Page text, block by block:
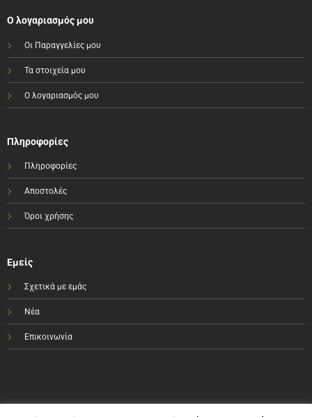
Ο λογαριασμός μου
Οι Παραγγελίες μου
Τα στοιχεία μου
Ο λογαριασμός μου
Πληροφορίες
Πληροφορίες
Αποστολές
Όροι χρήσης
Εμείς
Σχετικά με εμάς
Νέα
Επικοινωνία